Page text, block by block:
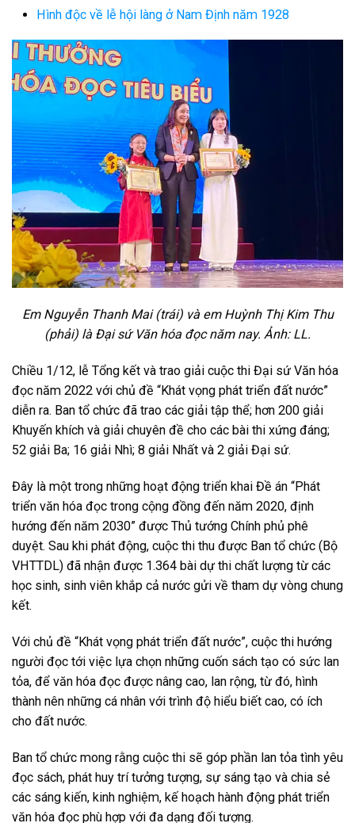
Hình độc về lễ hội làng ở Nam Định năm 1928
Em Nguyễn Thanh Mai (trái) và em Huỳnh Thị Kim Thu
(phải) là Đại sứ Văn hóa đọc năm nay. Ảnh: LL.
Chiều 1/12, lễ Tổng kết và trao giải cuộc thi Đại sứ Văn hóa
đọc năm 2022 với chủ đề “Khát vọng phát triển đất nước”
diễn ra. Ban tổ chức đã trao các giải tập thể; hơn 200 giải
Khuyến khích và giải chuyên đề cho các bài thi xứng đáng;
52 giải Ba; 16 giải Nhì; 8 giải Nhất và 2 giải Đại sứ.
Đây là một trong những hoạt động triển khai Đề án “Phát
triển văn hóa đọc trong cộng đồng đến năm 2020, định
hướng đến năm 2030” được Thủ tướng Chính phủ phê
duyệt. Sau khi phát động, cuộc thi thu được Ban tổ chức (Bộ
VHTTDL) đã nhận được 1.364 bài dự thi chất lượng từ các
học sinh, sinh viên khắp cả nước gửi về tham dự vòng chung
kết.
Với chủ đề “Khát vọng phát triển đất nước”, cuộc thi hướng
người đọc tới việc lựa chọn những cuốn sách tạo có sức lan
tỏa, để văn hóa đọc được nâng cao, lan rộng, từ đó, hình
thành nên những cá nhân với trình độ hiểu biết cao, có ích
cho đất nước.
Ban tổ chức mong rằng cuộc thi sẽ góp phần lan tỏa tình yêu
đọc sách, phát huy trí tưởng tượng, sự sáng tạo và chia sẻ
các sáng kiến, kinh nghiệm, kế hoạch hành động phát triển
văn hóa đọc phù hợp với đa dạng đối tượng.